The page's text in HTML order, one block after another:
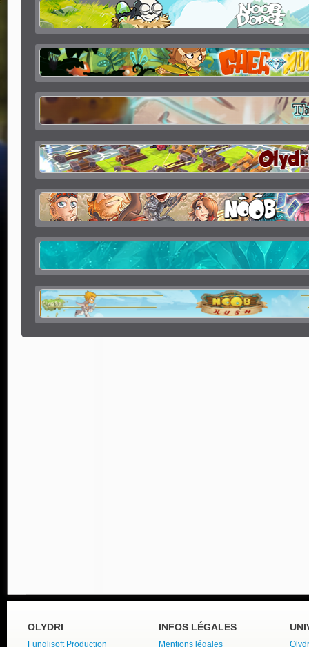
OLYDRI
Funglisoft Production
INFOS LÉGALES
Mentions légales